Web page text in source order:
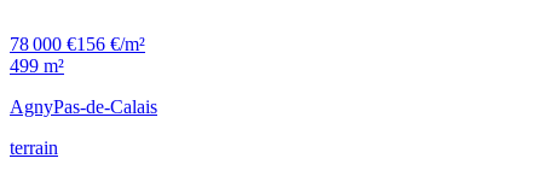
78 000 €156 €/m²
499 m²
AgnyPas-de-Calais
terrain